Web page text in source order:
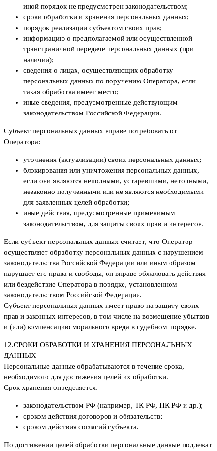
иной порядок не предусмотрен законодательством;
сроки обработки и хранения персональных данных;
порядок реализации субъектом своих прав;
информацию о предполагаемой или осуществленной
трансграничной передаче персональных данных (при
наличии);
сведения о лицах, осуществляющих обработку
персональных данных по поручению Оператора, если
такая обработка имеет место;
иные сведения, предусмотренные действующим
законодательством Российской Федерации.
Субъект персональных данных вправе потребовать от
Оператора:
уточнения (актуализации) своих персональных данных;
блокирования или уничтожения персональных данных,
если они являются неполными, устаревшими, неточными,
незаконно полученными или не являются необходимыми
для заявленных целей обработки;
иные действия, предусмотренные применимым
законодательством, для защиты своих прав и интересов.
Если субъект персональных данных считает, что Оператор
осуществляет обработку персональных данных с нарушением
законодательства Российской Федерации или иным образом
нарушает его права и свободы, он вправе обжаловать действия
или бездействие Оператора в порядке, установленном
законодательством Российской Федерации.
Субъект персональных данных имеет право на защиту своих
прав и законных интересов, в том числе на возмещение убытков
и (или) компенсацию морального вреда в судебном порядке.
12.СРОКИ ОБРАБОТКИ И ХРАНЕНИЯ ПЕРСОНАЛЬНЫХ
ДАННЫХ
Персональные данные обрабатываются в течение срока,
необходимого для достижения целей их обработки.
Срок хранения определяется:
законодательством РФ (например, ТК РФ, НК РФ и др.);
сроком действия договоров и обязательств;
сроком действия согласий субъекта.
По достижении целей обработки персональные данные подлежат